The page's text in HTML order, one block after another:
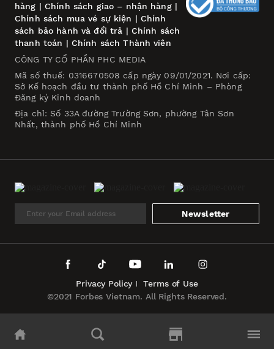
hàng | Chính sách giao – nhận hàng|
Chính sách mua vé sự kiện | Chính
sách bảo hành và đổi trả | Chính sách
thanh toán | Chính sách Thành viên
CÔNG TY CỔ PHẦN PHC MEDIA
Mã số thuế: 0316670508 cấp ngày 09/01/2021. Nơi cấp:
Sở Kế hoạch đầu tư thành phố Hồ Chí Minh – Phòng
Đăng ký Kinh doanh
Địa chỉ: Số 33A đường Trường Sơn, phường Tân Sơn
Nhất, thành phố Hồ Chí Minh
Newsletter
©2021 Forbes Vietnam. All Rights Reserved.
Privacy Policy Terms of Use